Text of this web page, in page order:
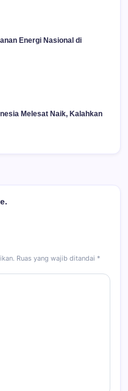
Energi Nasional di
Melesat Naik, Kalahkan
Ruas yang wajib ditandai *